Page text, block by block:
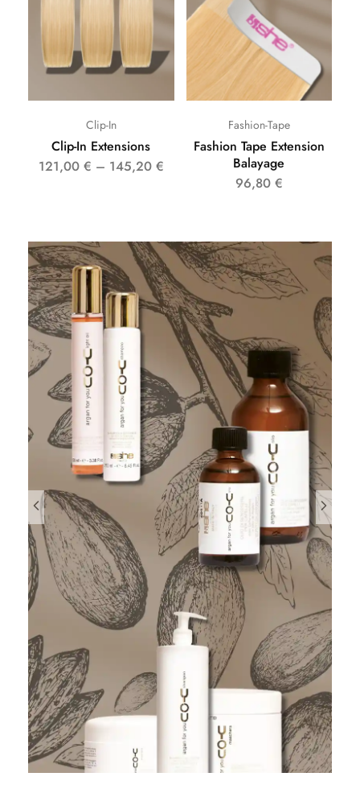
Clip-In
Clip-In Extensions
121,00 € – 145,20 €
Fashion-Tape
Fashion Tape Extension
Balayage
96,80 €